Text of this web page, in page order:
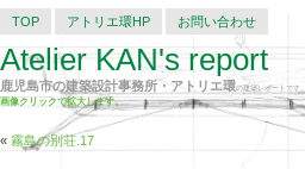
TOP アトリエ環HP お問い合わせ
Atelier KAN's report
鹿児島市の建築設計事務所・アトリエ環の建築レポートです。
画像クリックで拡大します。
« 霧島の別荘.17